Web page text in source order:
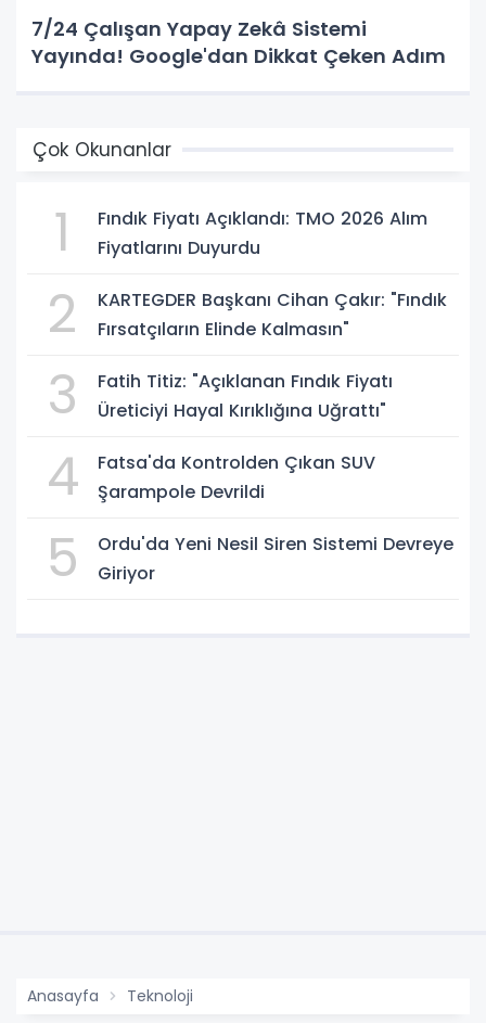
7/24 Çalışan Yapay Zekâ Sistemi
Yayında! Google'dan Dikkat Çeken Adım
Çok Okunanlar
1
Fındık Fiyatı Açıklandı: TMO 2026 Alım
Fiyatlarını Duyurdu
2
KARTEGDER Başkanı Cihan Çakır: "Fındık
Fırsatçıların Elinde Kalmasın"
3
Fatih Titiz: "Açıklanan Fındık Fiyatı
Üreticiyi Hayal Kırıklığına Uğrattı"
4
Fatsa'da Kontrolden Çıkan SUV
Şarampole Devrildi
5
Ordu'da Yeni Nesil Siren Sistemi Devreye
Giriyor
Anasayfa Teknoloji